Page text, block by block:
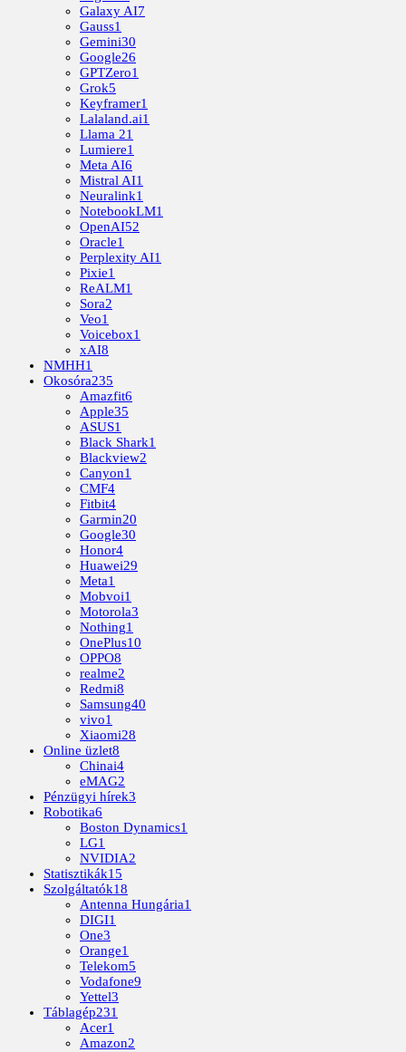
Galaxy AI7
Gauss1
Gemini30
Google26
GPTZero1
Grok5
Keyframer1
Lalaland.ai1
Llama 21
Lumiere1
Meta AI6
Mistral AI1
Neuralink1
NotebookLM1
OpenAI52
Oracle1
Perplexity AI1
Pixie1
ReALM1
Sora2
Veo1
Voicebox1
xAI8
NMHH1
Okosóra235
Amazfit6
Apple35
ASUS1
Black Shark1
Blackview2
Canyon1
CMF4
Fitbit4
Garmin20
Google30
Honor4
Huawei29
Meta1
Mobvoi1
Motorola3
Nothing1
OnePlus10
OPPO8
realme2
Redmi8
Samsung40
vivo1
Xiaomi28
Online üzlet8
Chinai4
eMAG2
Pénzügyi hírek3
Robotika6
Boston Dynamics1
LG1
NVIDIA2
Statisztikák15
Szolgáltatók18
Antenna Hungária1
DIGI1
One3
Orange1
Telekom5
Vodafone9
Yettel3
Táblagép231
Acer1
Amazon2